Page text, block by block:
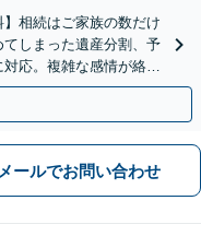
】相続はご家族の数だけ
しまった遺産分割、予
応。複雑な感情が絡む
面談可。
メールでお問い合わせ